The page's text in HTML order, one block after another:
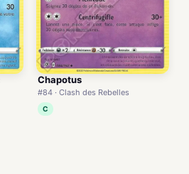
Chapotus
#84 · Clash des Rebelles
C